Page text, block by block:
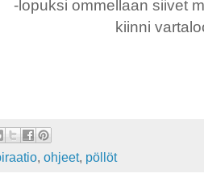
-lopuksi ommellaan siivet
kiinni
, ohjeet, pöllöt